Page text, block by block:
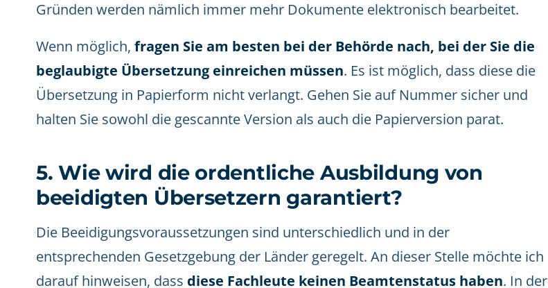
Gründen werden nämlich immer mehr Dokumente elektronisch bearbeitet.
Wenn möglich, fragen Sie am besten bei der Behörde nach, bei der Sie die
beglaubigte Übersetzung einreichen müssen. Es ist möglich, dass diese die
Übersetzung in Papierform nicht verlangt. Gehen Sie auf Nummer sicher und
halten Sie sowohl die gescannte Version als auch die Papierversion parat.
5. Wie wird die ordentliche Ausbildung von
beeidigten Übersetzern garantiert?
Die Beeidigungsvoraussetzungen sind unterschiedlich und in der
entsprechenden Gesetzgebung der Länder geregelt. An dieser Stelle möchte ich
darauf hinweisen, dass diese Fachleute keinen Beamtenstatus haben. In der